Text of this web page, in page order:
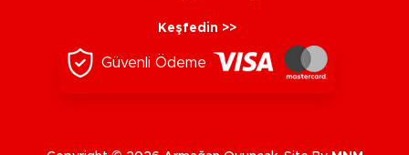
Keşfedin >>
Güvenli Ödeme